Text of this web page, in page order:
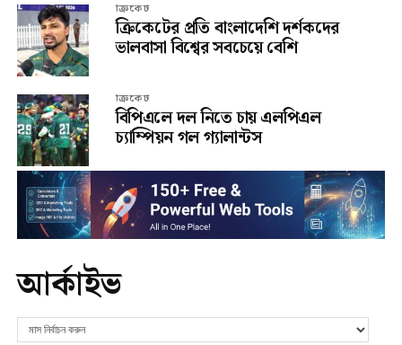
ক্রিকেট
ক্রিকেটের প্রতি বাংলাদেশি দর্শকদের
ভালবাসা বিশ্বের সবচেয়ে বেশি
ক্রিকেট
বিপিএলে দল নিতে চায় এলপিএল
চ্যাম্পিয়ন গল গ্যালান্টস
আর্কাইভ